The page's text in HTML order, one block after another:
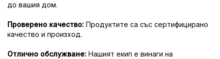
до вашия дом.
Проверено качество: Продуктите са със сертифицирано
качество и произход.
Отлично обслужване: Нашият екип е винаги на